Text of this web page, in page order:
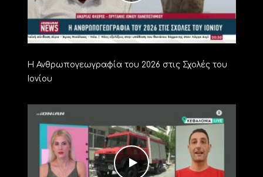
Η Ανθρωπογεωγραφία του 2026 στις Σχολές του
Ιονίου